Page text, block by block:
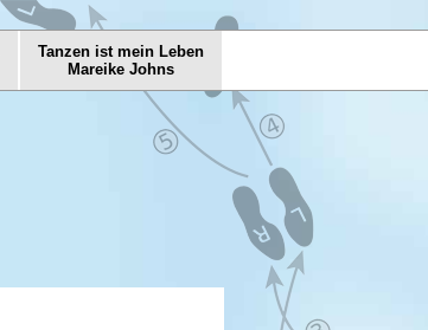
Tanzen ist mein Leben
Mareike Johns